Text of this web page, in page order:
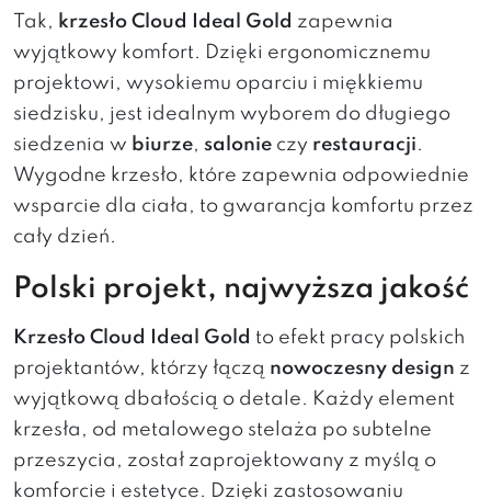
Tak, krzesło Cloud Ideal Gold zapewnia
wyjątkowy komfort. Dzięki ergonomicznemu
projektowi, wysokiemu oparciu i miękkiemu
siedzisku, jest idealnym wyborem do długiego
siedzenia w biurze, salonie czy restauracji.
Wygodne krzesło, które zapewnia odpowiednie
wsparcie dla ciała, to gwarancja komfortu przez
cały dzień.
Polski projekt, najwyższa jakość
Krzesło Cloud Ideal Gold to efekt pracy polskich
projektantów, którzy łączą nowoczesny design z
wyjątkową dbałością o detale. Każdy element
krzesła, od metalowego stelaża po subtelne
przeszycia, został zaprojektowany z myślą o
komforcie i estetyce. Dzięki zastosowaniu